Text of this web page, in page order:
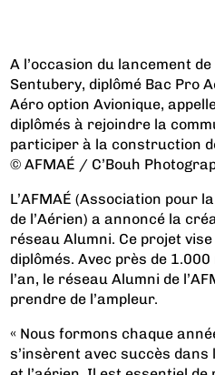
A l’occasion du lancement de
Sentubery, diplômé Bac Pro
Aéro option Avionique,
diplômés à rejoindre la
participer à la construction
© AFMAÉ / C’Bouh
L’AFMAÉ (Association pour
de l’Aérien) a annoncé la
réseau Alumni. Ce projet
diplômés. Avec près de
l’an, le réseau Alumni de
prendre de l’ampleur.
« Nous formons chaque
s’insèrent avec succès